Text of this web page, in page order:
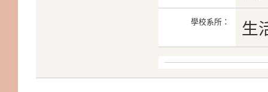
學校系所： 生